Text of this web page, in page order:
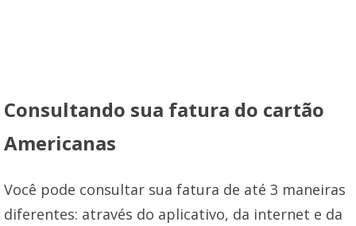
Consultando sua fatura do cartão
Americanas
Você pode consultar sua fatura de até 3 maneiras
diferentes: através do aplicativo, da internet e da